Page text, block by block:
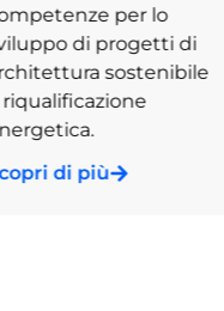
idee e un’adeguata
preparazione per un
progetto di
ristrutturazione della
tua casa.
Scopri di più